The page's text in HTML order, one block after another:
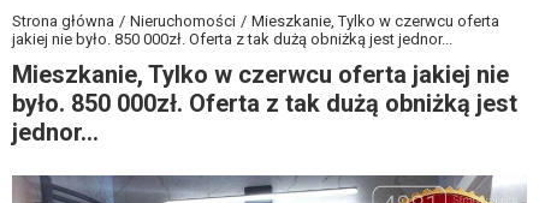
Strona główna Nieruchomości
Mieszkanie, Tylko w czerwcu oferta
jakiej nie było. 850 000zł. Oferta z tak dużą obniżką jest jednor...
Mieszkanie, Tylko w czerwcu oferta jakiej nie
było. 850 000zł. Oferta z tak dużą obniżką jest
jednor...